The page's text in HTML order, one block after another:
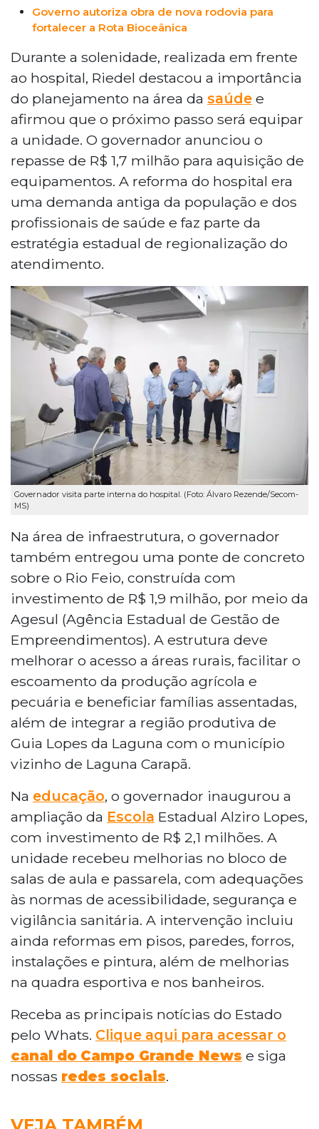
Governo autoriza obra de nova rodovia para
fortalecer a Rota Bioceânica
Durante a solenidade, realizada em frente
ao hospital, Riedel destacou a importância
do planejamento na área da saúde e
afirmou que o próximo passo será equipar
a unidade. O governador anunciou o
repasse de R$ 1,7 milhão para aquisição de
equipamentos. A reforma do hospital era
uma demanda antiga da população e dos
profissionais de saúde e faz parte da
estratégia estadual de regionalização do
atendimento.
Governador visita parte interna do hospital. (Foto: Álvaro Rezende/Secom-
MS)
Na área de infraestrutura, o governador
também entregou uma ponte de concreto
sobre o Rio Feio, construída com
investimento de R$ 1,9 milhão, por meio da
Agesul (Agência Estadual de Gestão de
Empreendimentos). A estrutura deve
melhorar o acesso a áreas rurais, facilitar o
escoamento da produção agrícola e
pecuária e beneficiar famílias assentadas,
além de integrar a região produtiva de
Guia Lopes da Laguna com o município
vizinho de Laguna Carapã.
Na educação, o governador inaugurou a
ampliação da Escola Estadual Alziro Lopes,
com investimento de R$ 2,1 milhões. A
unidade recebeu melhorias no bloco de
salas de aula e passarela, com adequações
às normas de acessibilidade, segurança e
vigilância sanitária. A intervenção incluiu
ainda reformas em pisos, paredes, forros,
instalações e pintura, além de melhorias
na quadra esportiva e nos banheiros.
Receba as principais notícias do Estado
pelo Whats. Clique aqui para acessar o
canal do Campo Grande News e siga
nossas redes sociais.